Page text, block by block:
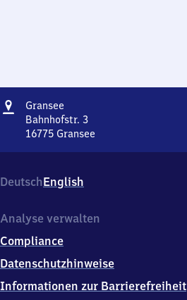
Adresse
Gransee
Bahnhofstr. 3
16775 Gransee
3,
1
7
5
Gransee
DeutschEnglish
Analyse verwalten
Compliance
Datenschutzhinweise
Informationen zur Barrierefreiheit